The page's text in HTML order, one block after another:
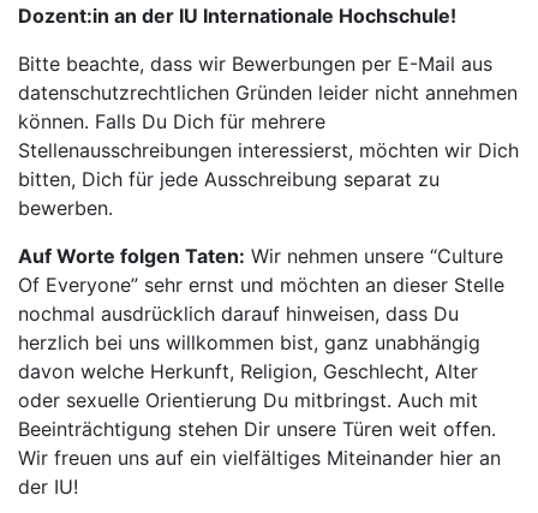
Dozent:in an der IU Internationale Hochschule!
Bitte beachte, dass wir Bewerbungen per E-Mail aus
datenschutzrechtlichen Gründen leider nicht annehmen
können. Falls Du Dich für mehrere
Stellenausschreibungen interessierst, möchten wir Dich
bitten, Dich für jede Ausschreibung separat zu
bewerben.
Auf Worte folgen Taten: Wir nehmen unsere “Culture
Of Everyone” sehr ernst und möchten an dieser Stelle
nochmal ausdrücklich darauf hinweisen, dass Du
herzlich bei uns willkommen bist, ganz unabhängig
davon welche Herkunft, Religion, Geschlecht, Alter
oder sexuelle Orientierung Du mitbringst. Auch mit
Beeinträchtigung stehen Dir unsere Türen weit offen.
Wir freuen uns auf ein vielfältiges Miteinander hier an
der IU!